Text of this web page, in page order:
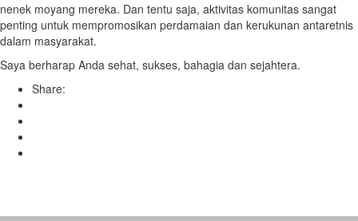
nenek moyang mereka. Dan tentu saja, aktivitas komunitas sangat
penting untuk mempromosikan perdamaian dan kerukunan antaretnis
dalam masyarakat.
Saya berharap Anda sehat, sukses, bahagia dan sejahtera.
Share: